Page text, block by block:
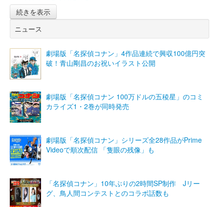
続きを表示
ニュース
劇場版「名探偵コナン」4作品連続で興収100億円突
破！青山剛昌のお祝いイラスト公開
劇場版「名探偵コナン 100万ドルの五稜星」のコミ
カライズ1・2巻が同時発売
劇場版「名探偵コナン」シリーズ全28作品がPrime
Videoで順次配信 「隻眼の残像」も
「名探偵コナン」10年ぶりの2時間SP制作 Jリー
グ、鳥人間コンテストとのコラボ話数も